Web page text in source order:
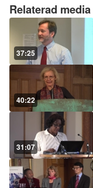
Relaterad media
37:25
40:22
31:07